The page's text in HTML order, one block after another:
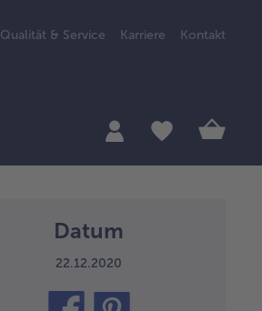
Qualität & Service Karriere Kontakt
Datum
22.12.2020
teilen